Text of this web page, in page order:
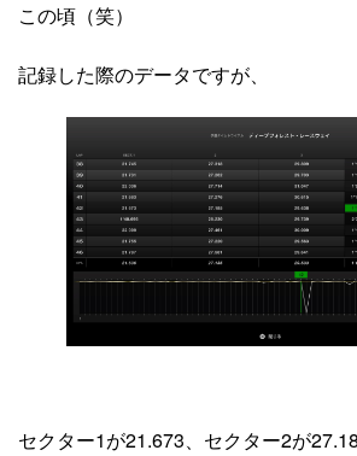
この頃（笑）
記録した際のデータですが、
セクター1が21.673、セクター2が